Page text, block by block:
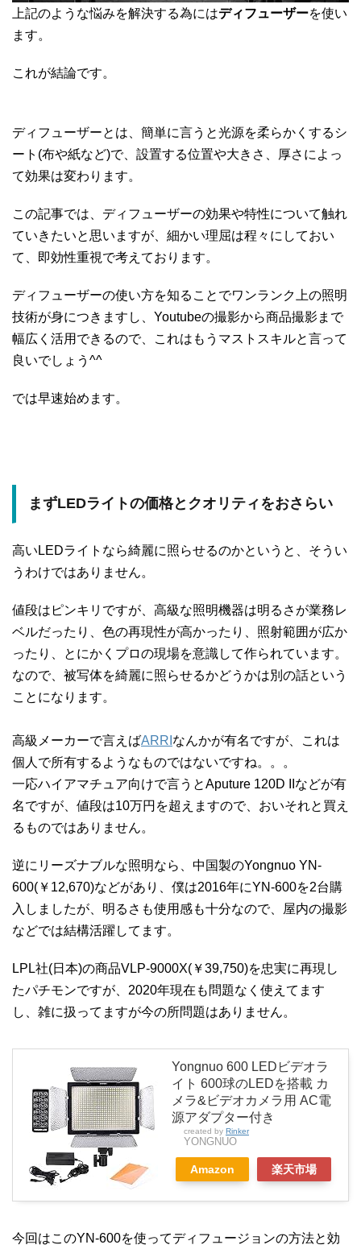
上記のような悩みを解決する為にはディフューザーを使い
ます。
これが結論です。
ディフューザーとは、簡単に言うと光源を柔らかくするシ
ート(布や紙など)で、設置する位置や大きさ、厚さによっ
て効果は変わります。
この記事では、ディフューザーの効果や特性について触れ
ていきたいと思いますが、細かい理屈は程々にしておい
て、即効性重視で考えております。
ディフューザーの使い方を知ることでワンランク上の照明
技術が身につきますし、Youtubeの撮影から商品撮影まで
幅広く活用できるので、これはもうマストスキルと言って
良いでしょう^^
では早速始めます。
まずLEDライトの価格とクオリティをおさらい
高いLEDライトなら綺麗に照らせるのかというと、そうい
うわけではありません。
値段はピンキリですが、高級な照明機器は明るさが業務レ
ベルだったり、色の再現性が高かったり、照射範囲が広か
ったり、とにかくプロの現場を意識して作られています。
なので、被写体を綺麗に照らせるかどうかは別の話という
ことになります。
高級メーカーで言えばARRI なんかが有名ですが、これは
個人で所有するようなものではないですね。。。
一応ハイアマチュア向けで言うとAputure 120D IIなどが有
名ですが、値段は10万円を超えますので、おいそれと買え
るものではありません。
逆にリーズナブルな照明なら、中国製のYongnuo YN-
600(￥12,670)などがあり、僕は2016年にYN-600を2台購
入しましたが、明るさも使用感も十分なので、屋内の撮影
などでは結構活躍してます。
LPL社(日本)の商品VLP-9000X(￥39,750)を忠実に再現し
たパチモンですが、2020年現在も問題なく使えてます
し、雑に扱ってますが今の所問題はありません。
Yongnuo 600 LEDビデオラ
イト 600球のLEDを搭載 カ
メラ&ビデオカメラ用 AC電
源アダプター付き
created by Rinker
YONGNUO
Amazon 楽天市場
今回はこのYN-600を使ってディフュージョンの方法と効